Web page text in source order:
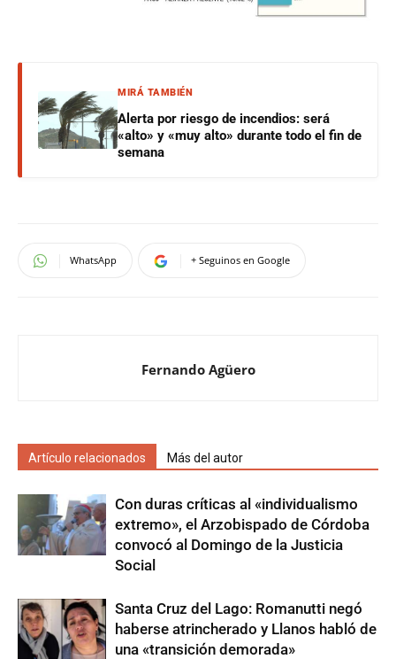
MIRÁ TAMBIÉN
Alerta por riesgo de incendios: será
«alto» y «muy alto» durante todo el fin de
semana
WhatsApp + Seguinos en Google
Fernando Agüero
Artículo relacionados Más del autor
Con duras críticas al «individualismo
extremo», el Arzobispado de Córdoba
convocó al Domingo de la Justicia
Social
Santa Cruz del Lago: Romanutti negó
haberse atrincherado y Llanos habló de
una «transición demorada»